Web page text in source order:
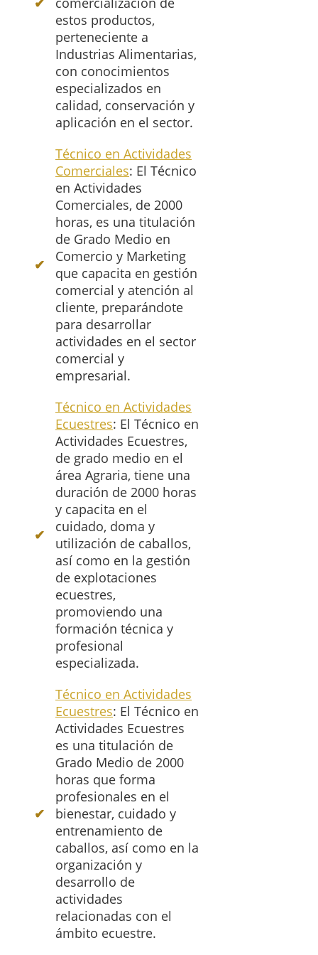
estos productos,
perteneciente a
Industrias Alimentarias,
con conocimientos
especializados en
calidad, conservación y
aplicación en el sector.
Técnico en Actividades
Comerciales: El Técnico
en Actividades
Comerciales, de 2000
horas, es una titulación
de Grado Medio en
Comercio y Marketing
que capacita en gestión
comercial y atención al
cliente, preparándote
para desarrollar
actividades en el sector
comercial y
empresarial.
Técnico en Actividades
Ecuestres: El Técnico en
Actividades Ecuestres,
de grado medio en el
área Agraria, tiene una
duración de 2000 horas
y capacita en el
cuidado, doma y
utilización de caballos,
así como en la gestión
de explotaciones
ecuestres,
promoviendo una
formación técnica y
profesional
especializada.
Técnico en Actividades
Ecuestres: El Técnico en
Actividades Ecuestres
es una titulación de
Grado Medio de 2000
horas que forma
profesionales en el
bienestar, cuidado y
entrenamiento de
caballos, así como en la
organización y
desarrollo de
actividades
relacionadas con el
ámbito ecuestre.